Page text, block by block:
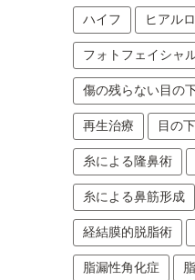
ハイフ ヒアル
フォトフェイシャ
傷の残らない目の
再生治療 目の
糸による隆鼻術
糸による鼻筋形成
経結膜的脱脂術
脂漏性角化症